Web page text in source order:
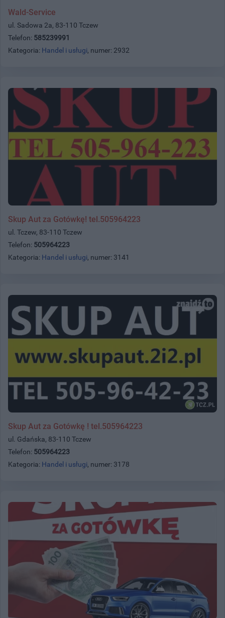
Wald-Service
ul. Sadowa 2a, 83-110 Tczew
Telefon: 585239991
Kategoria: Handel i usługi, numer: 2932
Skup Aut za Gotówkę! tel.505964223
ul. Tczew, 83-110 Tczew
Telefon: 505964223
Kategoria: Handel i usługi, numer: 3141
Skup Aut za Gotówkę ! tel.505964223
ul. Gdańska, 83-110 Tczew
Telefon: 505964223
Kategoria: Handel i usługi, numer: 3178